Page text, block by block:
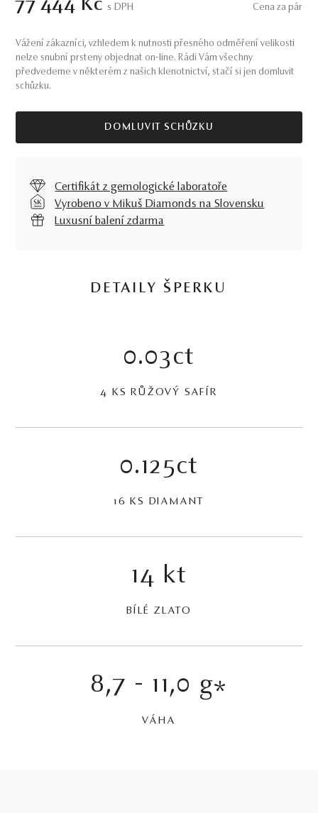
77 444 Kč S DPH Cena za pár
Vážení zákazníci, vzhledem k nutnosti přesného odměření velikosti
nelze snubní prsteny objednat on-line. Rádi Vám všechny
předvedeme v některém z našich klenotnictví, stačí si jen domluvit
schůzku.
DOMLUVIT SCHŮZKU
Certifikát z gemologické laboratoře
Vyrobeno v Mikuš Diamonds na Slovensku
Luxusní balení zdarma
DETAILY ŠPERKU
0.03ct
4 KS RŮŽOVÝ SAFÍR
0.125ct
16 KS DIAMANT
14 kt
BÍLÉ ZLATO
8,7 - 11,0 g*
VÁHA